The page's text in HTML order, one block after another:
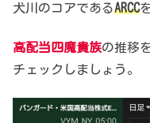
犬川のコアであるARCC
高配当四魔貴族の推移
チェックしましょう。